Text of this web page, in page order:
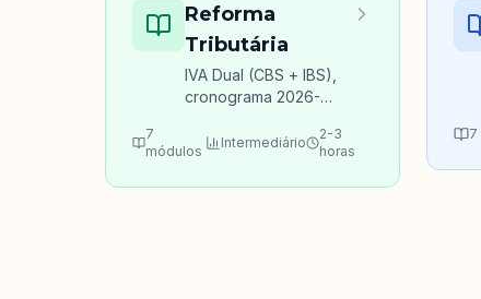
Reforma
Tributária
IVA Dual (CBS + IBS),
cronograma 2026-
sua empresa.
7
módulos
Intermediário
2-3
horas
7